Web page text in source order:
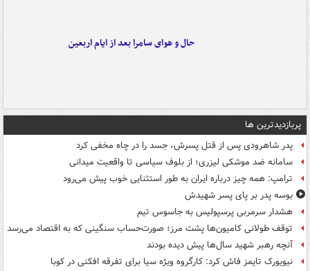
حال و هوای سامرا بعد از ایام اربعین
پربازدیدترین ها
پدر شاهرودی پس از قتل پسرش، جسد را در چاه مخفی کرد
سامانه ضد موشکی لیزری؛ از بلوف سیاسی تا واقعیت میدانی
ترامپ: همه چیز درباره ایران به طور استثنایی خوب پیش می‌رود
بوسه‌ پدر بر پای پسر شهیدش
هشدار سرمربی پرسپولیس به جاسوس تیم
توقف طولانی کامیون‌ها پشت مرز؛ صورت‌حساب سنگینی که به اقتصاد می‌رسد
آنچه رهبر شهید سال‌ها پیش دیده بودند
نیویورک تایمز فاش کرد: کارگروه ویژه سیا برای تفرقه افکنی در کوبا